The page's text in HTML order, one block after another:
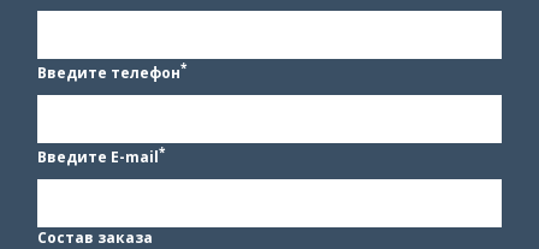
Введите телефон*
Введите E-mail*
Состав заказа